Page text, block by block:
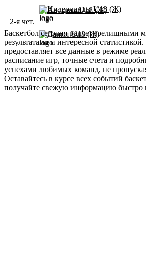
Австрия U18 (Ж)
2-я чет.
Нидерланды U18 (Ж)
Дания U18 (Ж)
Баскетбол сегодня радует зрелищными
результатами и интересной
предоставляет все данные в режиме
расписание игр, точные счета и
успехами любимых команд, не
Оставайтесь в курсе всех событий
получайте свежую информацию быстро